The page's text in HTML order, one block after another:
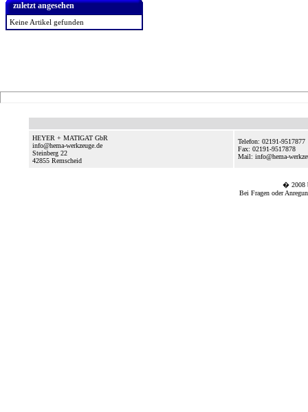
zuletzt angesehen
Keine Artikel gefunden
HEYER + MATIGAT GbR
info@hema-werkzeuge.de
Steinberg 22
42855 Remscheid
Telefon: 02191-9517877
Fax: 02191-9517878
Mail: info@hema-
� 2008
Bei Fragen oder